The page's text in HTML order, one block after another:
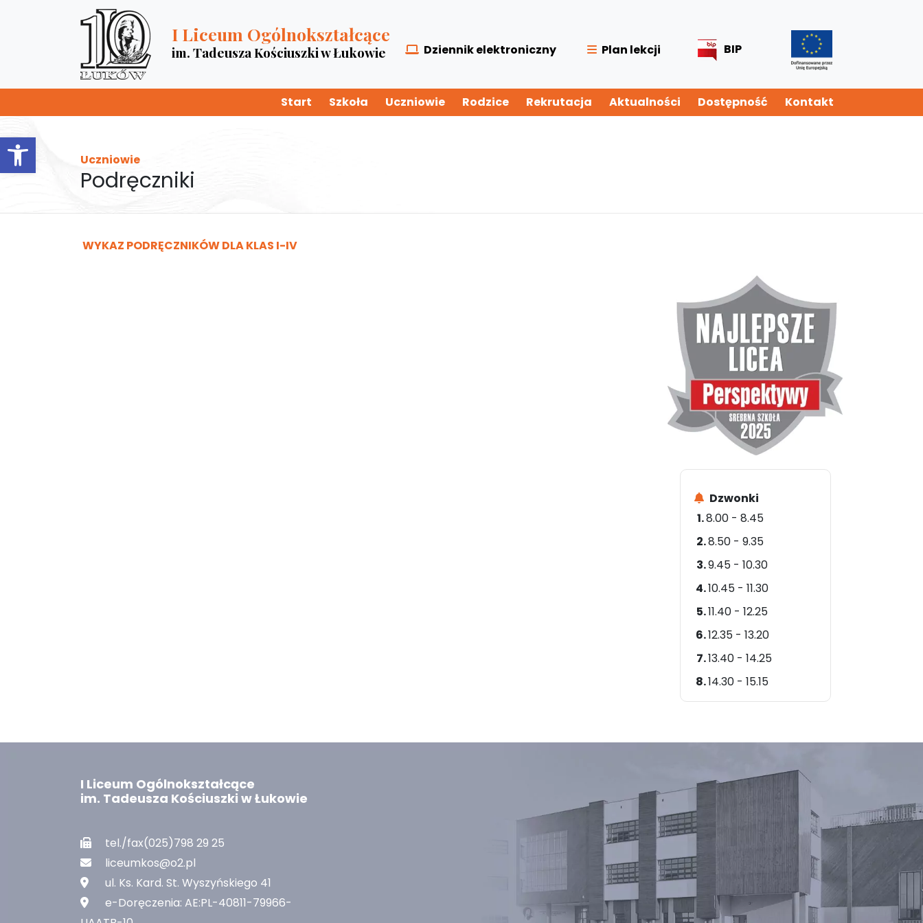
Otwórz pasek narzędzi
I Liceum Ogólnokształcące
im. Tadeusza Kościuszki w Łukowie Dziennik elektroniczny Plan lekcji BIP
Start Szkoła Uczniowie Rodzice Rekrutacja Aktualności Dostępność Kontakt
Uczniowie
Podręczniki
WYKAZ PODRĘCZNIKÓW DLA KLAS I-IV
Dzwonki
8.00 - 8.45
8.50 - 9.35
9.45 - 10.30
10.45 - 11.30
11.40 - 12.25
12.35 - 13.20
13.40 - 14.25
14.30 - 15.15
I Liceum Ogólnokształcące
im. Tadeusza Kościuszki w Łukowie
tel./fax(025)798 29 25
liceumkos@o2.pl
ul. Ks. Kard. St. Wyszyńskiego 41
e-Doręczenia: AE:PL-40811-79966-